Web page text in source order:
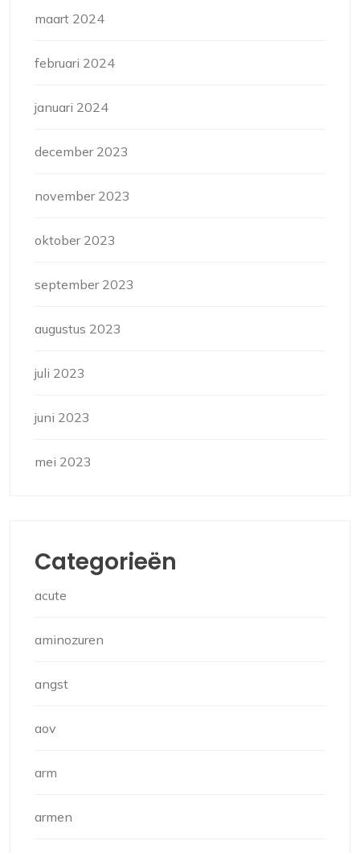
maart 2024
februari 2024
januari 2024
december 2023
november 2023
oktober 2023
september 2023
augustus 2023
juli 2023
juni 2023
mei 2023
Categorieën
acute
aminozuren
angst
aov
arm
armen